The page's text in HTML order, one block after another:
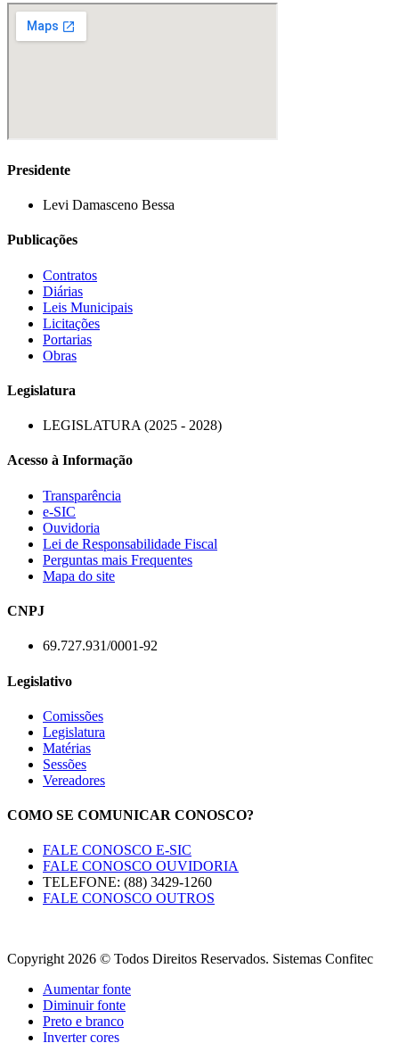
Presidente
Levi Damasceno Bessa
Publicações
Contratos
Diárias
Leis Municipais
Licitações
Portarias
Obras
Legislatura
LEGISLATURA (2025 - 2028)
Acesso à Informação
Transparência
e-SIC
Ouvidoria
Lei de Responsabilidade Fiscal
Perguntas mais Frequentes
Mapa do site
CNPJ
69.727.931/0001-92
Legislativo
Comissões
Legislatura
Matérias
Sessões
Vereadores
COMO SE COMUNICAR CONOSCO?
FALE CONOSCO E-SIC
FALE CONOSCO OUVIDORIA
TELEFONE: (88) 3429-1260
FALE CONOSCO OUTROS
Copyright 2026 © Todos Direitos Reservados. Sistemas Confitec
Aumentar fonte
Diminuir fonte
Preto e branco
Inverter cores